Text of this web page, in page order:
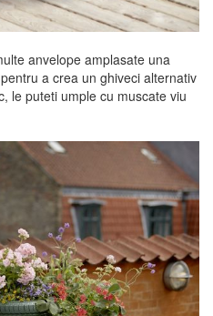
anvelope amplasate una
a crea un ghiveci alternativ
le puteti umple cu muscate viu